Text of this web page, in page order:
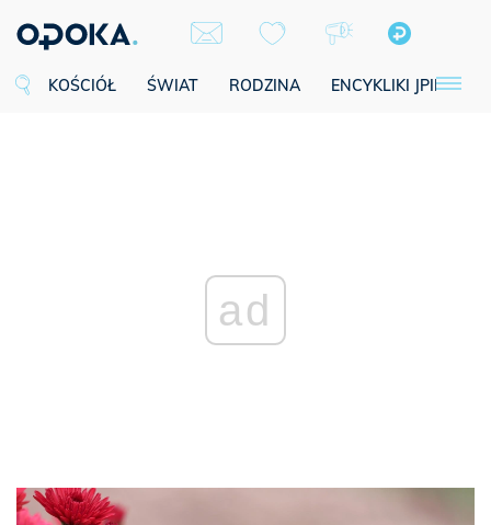
KOŚCIÓŁ ŚWIAT RODZINA ENCYKLIKI JPII
ad